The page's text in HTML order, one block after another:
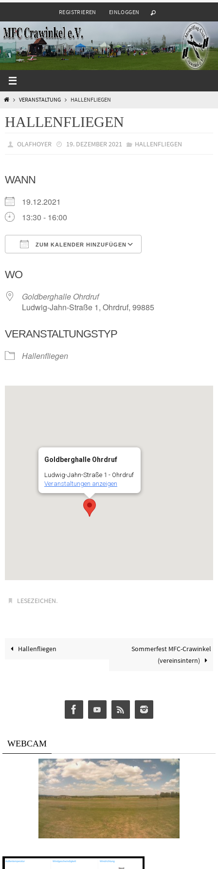
Inhalt
springen
REGISTRIEREN EINLOGGEN
STARTVERANSTALTUNG HALLENFLIEGEN
HALLENFLIEGEN
OLAFHOYER 19. DEZEMBER 2021 HALLENFLIEGEN
WANN
19.12.2021
13:30 - 16:00
ZUM KALENDER HINZUFÜGEN
WO
Goldberghalle Ohrdruf
Ludwig-Jahn-Straße 1, Ohrdruf, 99885
VERANSTALTUNGSTYP
Hallenfliegen
Goldberghalle Ohrdruf
Ludwig-Jahn-Straße 1 - Ohrdruf
Veranstaltungen anzeigen
LESEZEICHEN.
Hallenfliegen
Sommerfest MFC-Crawinkel
(vereinsintern)
WEBCAM